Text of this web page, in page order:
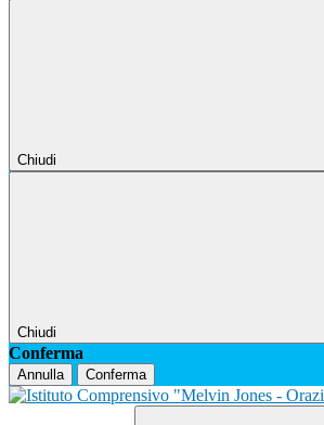
Chiudi
Chiudi
Conferma
Annulla Conferma